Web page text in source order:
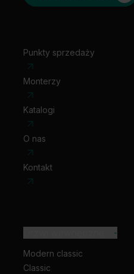
Punkty sprzedaży
Monterzy
Katalogi
O nas
Kontakt
-
Modern classic
Classic